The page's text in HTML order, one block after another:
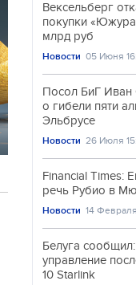
Вексельберг
покупки
млрд руб
Новости 05 Июня
Посол БиГ
о гибели пяти
Эльбрусе
Новости 26 Июля
Financial Times:
речь Рубио в
Новости 14
Белуга
управление
10 Starlink